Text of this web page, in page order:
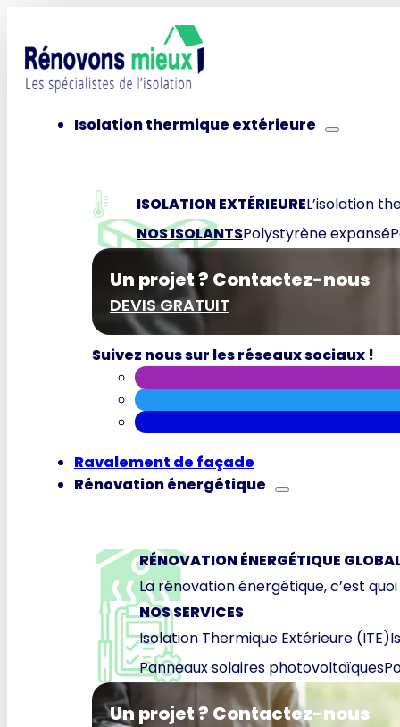
Isolation thermique extérieure
ISOLATION EXTÉRIEUREL’isolation
NOS ISOLANTSPolystyrène expansé
Un projet ? Contactez-nous
DEVIS GRATUIT
Suivez nous sur les réseaux sociaux !
Ravalement de façade
Rénovation énergétique
RÉNOVATION ÉNERGÉTIQUE
La rénovation énergétique, c’est quoi
NOS SERVICES
Isolation Thermique Extérieure (ITE)
Panneaux solaires photovoltaïques
Un projet ? Contactez-nous